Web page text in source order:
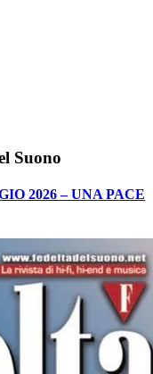
Suono
2026 – UNA PACE